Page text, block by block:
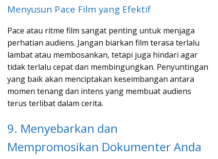
Menyusun Pace Film yang Efektif
Pace atau ritme film sangat penting untuk menjaga
perhatian audiens. Jangan biarkan film terasa terlalu
lambat atau membosankan, tetapi juga hindari agar
tidak terlalu cepat dan membingungkan. Penyuntingan
yang baik akan menciptakan keseimbangan antara
momen tenang dan intens yang membuat audiens
terus terlibat dalam cerita.
9. Menyebarkan dan
Mempromosikan Dokumenter Anda